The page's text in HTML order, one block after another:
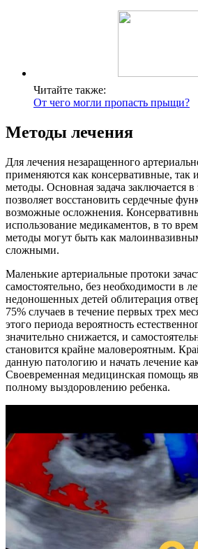
Читайте также:
От чего могли пропасть прыщи?
Методы лечения
Для лечения незаращенного
применяются как консервативные, так
методы. Основная задача заключается
позволяет восстановить сердечные
возможные осложнения.
использование медикаментов, в то
методы могут быть как
сложными.
Маленькие артериальные протоки
самостоятельно, без необходимости в
недоношенных детей облитерация
75% случаев в течение первых трех
этого периода вероятность
значительно снижается, и
становится крайне маловероятным.
данную патологию и начать лечение
Своевременная медицинская помощь
полному выздоровлению ребенка.